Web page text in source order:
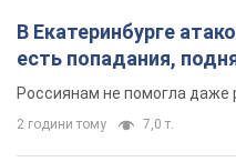
В Екатеринбурге
есть попадания,
Россиянам не помогла даже
2 години тому 7,0 т.